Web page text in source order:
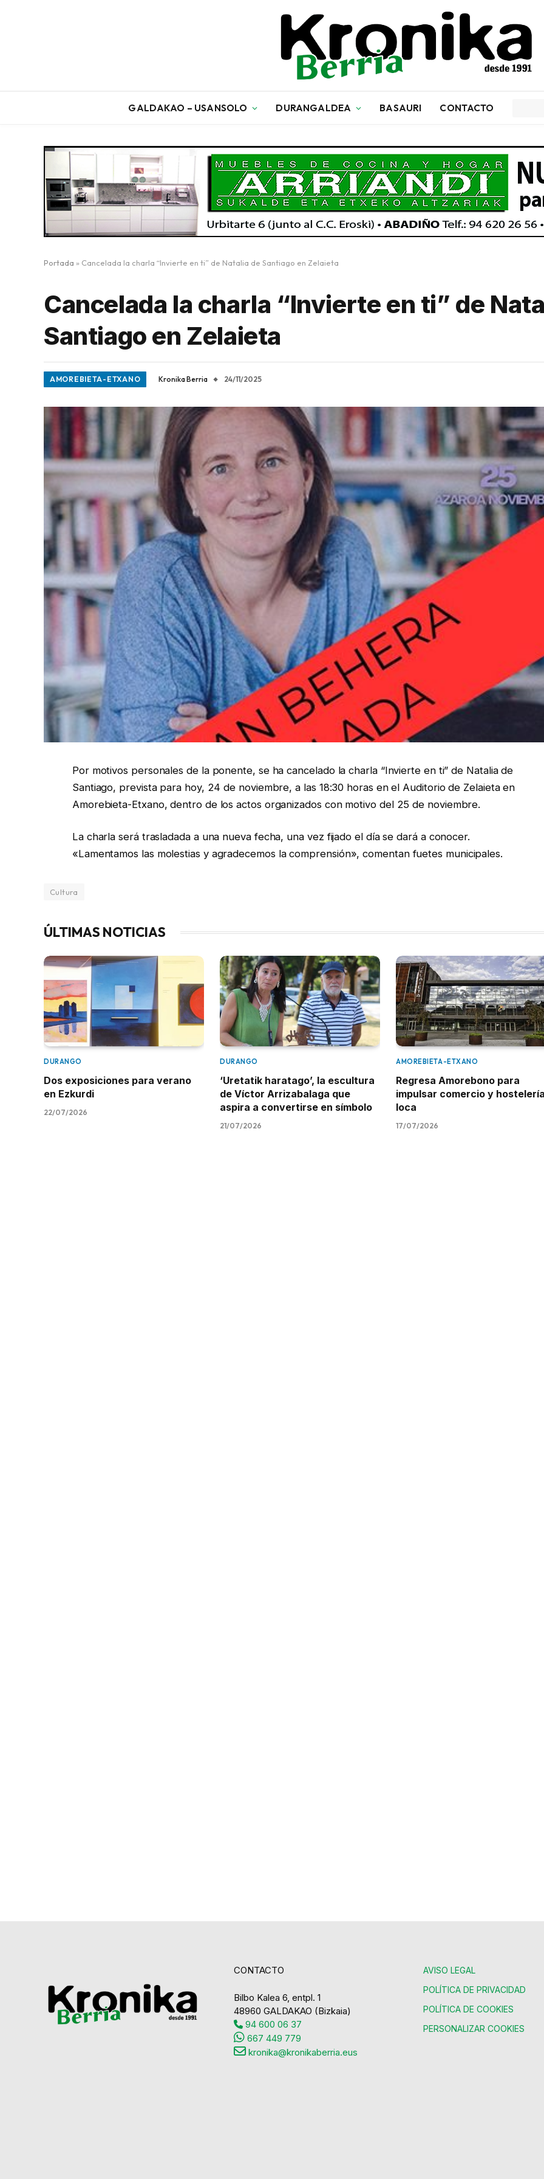
GALDAKAO – USANSOLO DURANGALDEA BASAURI CONTACTO
Portada » Cancelada la charla “Invierte en ti” de Natalia de Santiago en Zelaieta
Cancelada la charla “Invierte en ti” de
Santiago en Zelaieta
AMOREBIETA-ETXANO Kronika Berria 24/11/2025
Por motivos personales de la ponente, se ha cancelado la charla “Invierte en ti” de Natalia de
Santiago, prevista para hoy, 24 de noviembre, a las 18:30 horas en el Auditorio de Zelaieta en
Amorebieta-Etxano, dentro de los actos organizados con motivo del 25 de noviembre.
La charla será trasladada a una nueva fecha, una vez fijado el día se dará a conocer.
«Lamentamos las molestias y agradecemos la comprensión», comentan fuetes municipales.
Cultura
ÚLTIMAS NOTICIAS
DURANGO
Dos exposiciones para verano
en Ezkurdi
22/07/2026
DURANGO
‘Uretatik haratago’, la escultura
de Víctor Arrizabalaga que
aspira a convertirse en símbolo
21/07/2026
AMOREBIETA-ETXANO
Regresa Amorebono para
impulsar comercio y
loca
17/07/2026
CONTACTO
Bilbo Kalea 6, entpl. 1
48960 GALDAKAO (Bizkaia)
94 600 06 37
667 449 779
kronika@kronikaberria.eus
AVISO LEGAL
POLÍTICA DE PRIVACIDAD
POLÍTICA DE COOKIES
PERSONALIZAR COOKIES